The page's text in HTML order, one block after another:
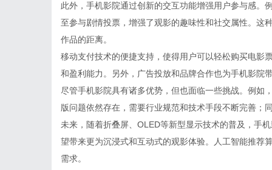
此外，手机影院通过创新的交互功能增强用户参与感。
至参与剧情投票，增强了观影的趣味性和社交属性。这
作品的距离。
移动支付技术的便捷支持，使得用户可以轻松购买电影
和盈利能力。另外，广告投放和品牌合作也为手机影院
尽管手机影院具有诸多优势，但也面临一些挑战。例如
版问题依然存在，需要行业规范和技术手段不断完善；
未来，随着折叠屏、OLED等新型显示技术的普及，手
望带来更为沉浸式和互动式的观影体验。人工智能推荐
需求。